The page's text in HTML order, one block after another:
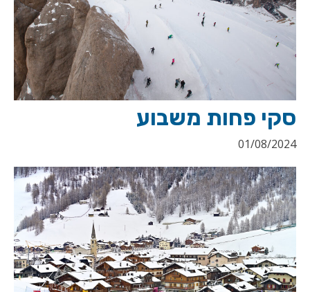
סקי פחות משבוע
01/08/2024